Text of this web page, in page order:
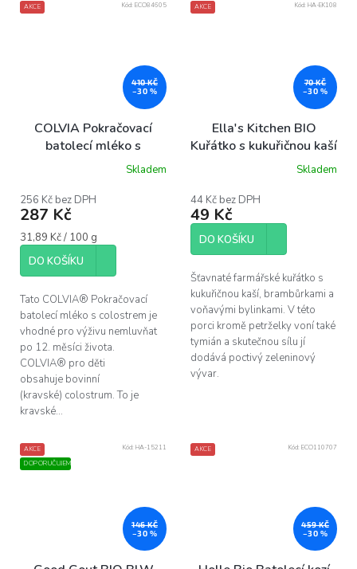
AKCE
410 KČ
–30 %
COLVIA Pokračovací
batolecí mléko s
colostrem pro věk 12+
Skladem
256 Kč bez DPH
287 Kč
Měrná
cena:
31,89 Kč / 100 g
DO KOŠÍKU
Tato COLVIA® Pokračovací
batolecí mléko s colostrem je
vhodné pro výživu nemluvňat
po 12. měsíci života.
COLVIA® pro děti
obsahuje bovinní
(kravské) colostrum. To je
kravské...
Kód: ECO84605 AKCE
70 KČ
–30 %
Ella's Kitchen BIO
Kuřátko s kukuřičnou kaší
Skladem
44 Kč bez DPH
49 Kč
DO KOŠÍKU
Šťavnaté farmářské kuřátko s
kukuřičnou kaší, brambůrkami a
voňavými bylinkami. V této
porci kromě petrželky voní také
tymián a skutečnou sílu jí
dodává poctivý zeleninový
vývar.
Kód: HA-EK108
AKCE
DOPORUČUJEME
146 KČ
–30 %
Kód: HA-15211 AKCE
459 KČ
–30 %
Kód: ECO110707